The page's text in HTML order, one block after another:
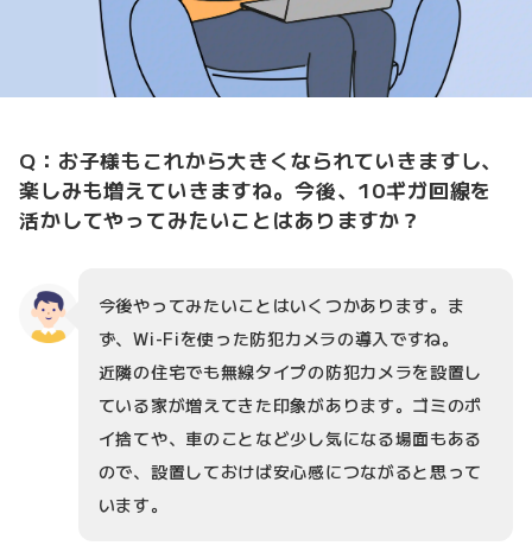
Q：お子様もこれから大きくなられていきますし、
楽しみも増えていきますね。今後、10ギガ回線を
活かしてやってみたいことはありますか？
今後やってみたいことはいくつかあります。ま
ず、Wi-Fiを使った防犯カメラの導入ですね。
近隣の住宅でも無線タイプの防犯カメラを設置し
ている家が増えてきた印象があります。ゴミのポ
イ捨てや、車のことなど少し気になる場面もある
ので、設置しておけば安心感につながると思って
います。